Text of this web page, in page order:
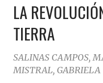
LA REVOLUCIÓN MESTIZA DE LA
TIERRA
SALINAS CAMPOS,
MISTRAL, GABRIELA